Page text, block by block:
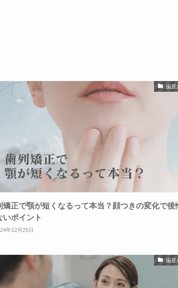
歯並
矯正で顎が短くなるって本当？顔つきの変化で後
いポイント
年12月25日
歯並